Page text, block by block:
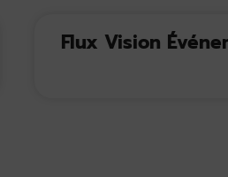
Flux Vision